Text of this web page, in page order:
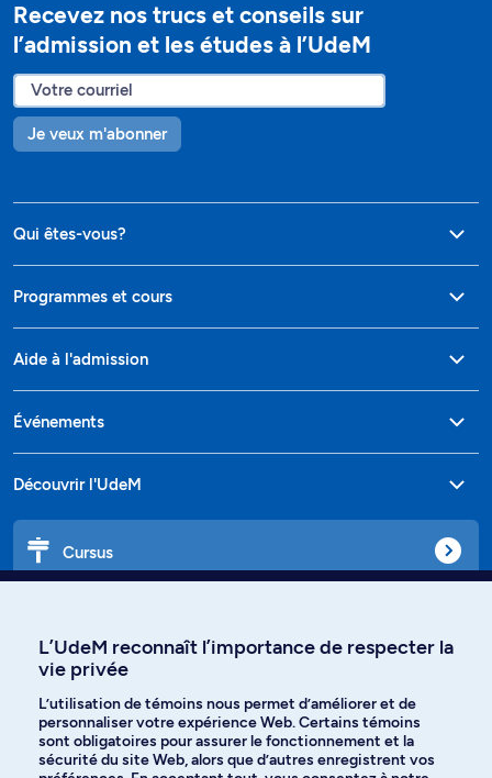
Recevez nos trucs et conseils sur
l’admission et les études à l’UdeM
Je veux m'abonner
Qui êtes-vous?
Programmes et cours
Aide à l'admission
Événements
Découvrir l'UdeM
Cursus
Langues
L’UdeM reconnaît l’importance de respecter la
vie privée
L’utilisation de témoins nous permet d’améliorer et de
personnaliser votre expérience Web. Certains témoins
sont obligatoires pour assurer le fonctionnement et la
sécurité du site Web, alors que d’autres enregistrent vos